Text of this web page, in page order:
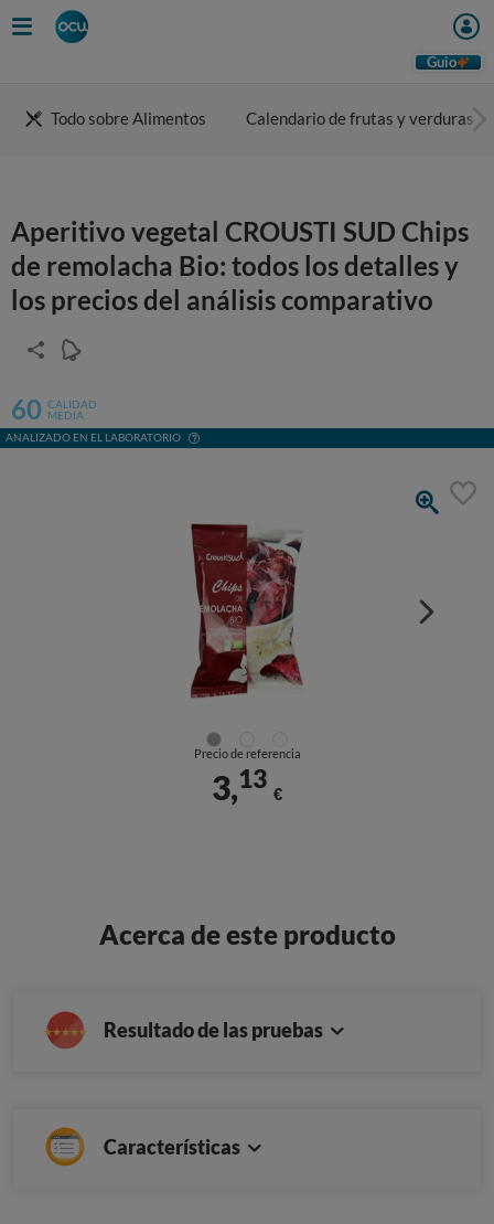
Guio
Todo sobre Alimentos Calendario de frutas y verduras
Aperitivo vegetal CROUSTI SUD Chips
de remolacha Bio: todos los detalles y
los precios del análisis comparativo
60 CALIDAD
MEDIA
ANALIZADO EN EL LABORATORIO
Precio de referencia
3,13
€
Acerca de este producto
Resultado de las pruebas
Características